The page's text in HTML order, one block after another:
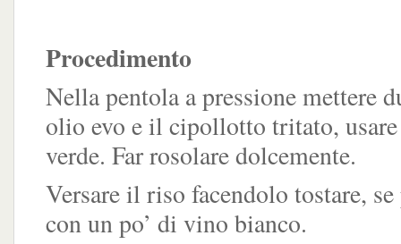
Procedimento
Nella pentola a pressione mettere
olio evo e il cipollotto tritato, usare
verde. Far rosolare dolcemente.
Versare il riso facendolo tostare,
con un po’ di vino bianco.